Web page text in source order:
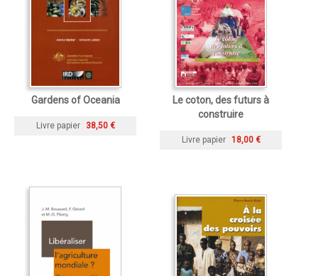
Gardens of Oceania
Livre papier 38,50 €
Le coton, des futurs à
construire
Livre papier 18,00 €